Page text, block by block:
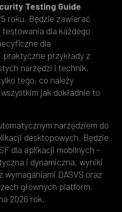
Testing Guide
roku. Będzie zawierać
dla każdego
dla
przykłady z
narzędzi i technik.
tego, co należy
jak dokładnie to
narzędziem do
desktopowych. Będzie
dla aplikacji mobilnych –
i dynamiczna, wyniki
DASVS oraz
głównych platform.
2026 rok.